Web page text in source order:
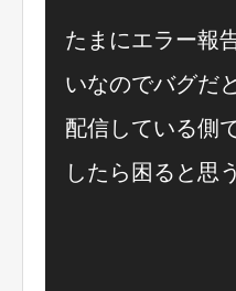
たまにエラー報
いなのでバグだ
配信している側
したら困ると思う